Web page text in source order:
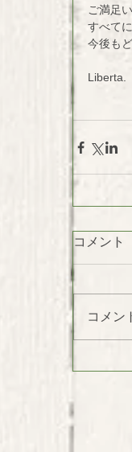
ご満足
すべて
今後も
Liberta.
コメント
コメン